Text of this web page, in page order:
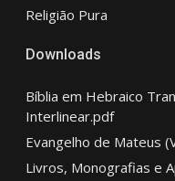
Religião Pura
Downloads
Bíblia em Hebraico
Interlinear.pdf
Evangelho de Mateus
Livros, Monografias e